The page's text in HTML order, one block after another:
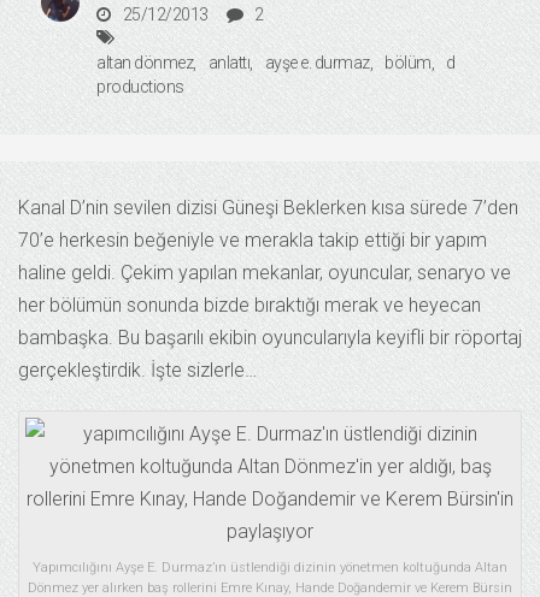
25/12/2013
2
altan dönmez anlattı ayşe e. durmaz bölüm
d
productions
Kanal D’nin sevilen dizisi Güneşi Beklerken kısa sürede 7’den
70’e herkesin beğeniyle ve merakla takip ettiği bir yapım
haline geldi. Çekim yapılan mekanlar, oyuncular, senaryo ve
her bölümün sonunda bizde bıraktığı merak ve heyecan
bambaşka. Bu başarılı ekibin oyuncularıyla keyifli bir röportaj
gerçekleştirdik. İşte sizlerle…
Yapımcılığını Ayşe E. Durmaz’ın üstlendiği dizinin yönetmen koltuğunda Altan
Dönmez yer alırken baş rollerini Emre Kınay, Hande Doğandemir ve Kerem Bürsin